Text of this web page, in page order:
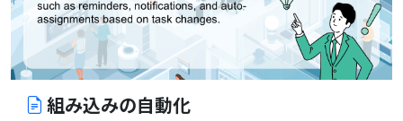
組み込みの自動化